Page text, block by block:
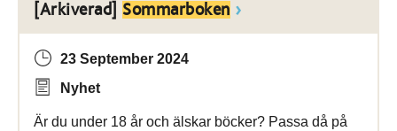
[Arkiverad] Sommarboken
23 September 2024
Nyhet
Är du under 18 år och älskar böcker? Passa då på